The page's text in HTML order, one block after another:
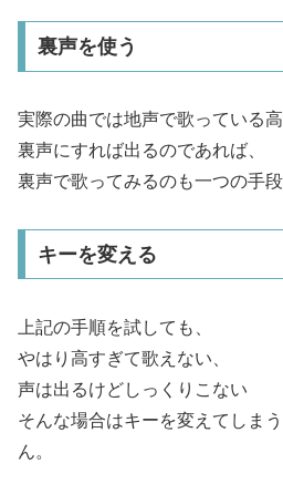
裏声を使う
実際の曲では地声で歌っている高
裏声にすれば出るのであれば、
裏声で歌ってみるのも一つの手段
キーを変える
上記の手順を試しても、
やはり高すぎて歌えない、
声は出るけどしっくりこない
そんな場合はキーを変えてしま
ん。